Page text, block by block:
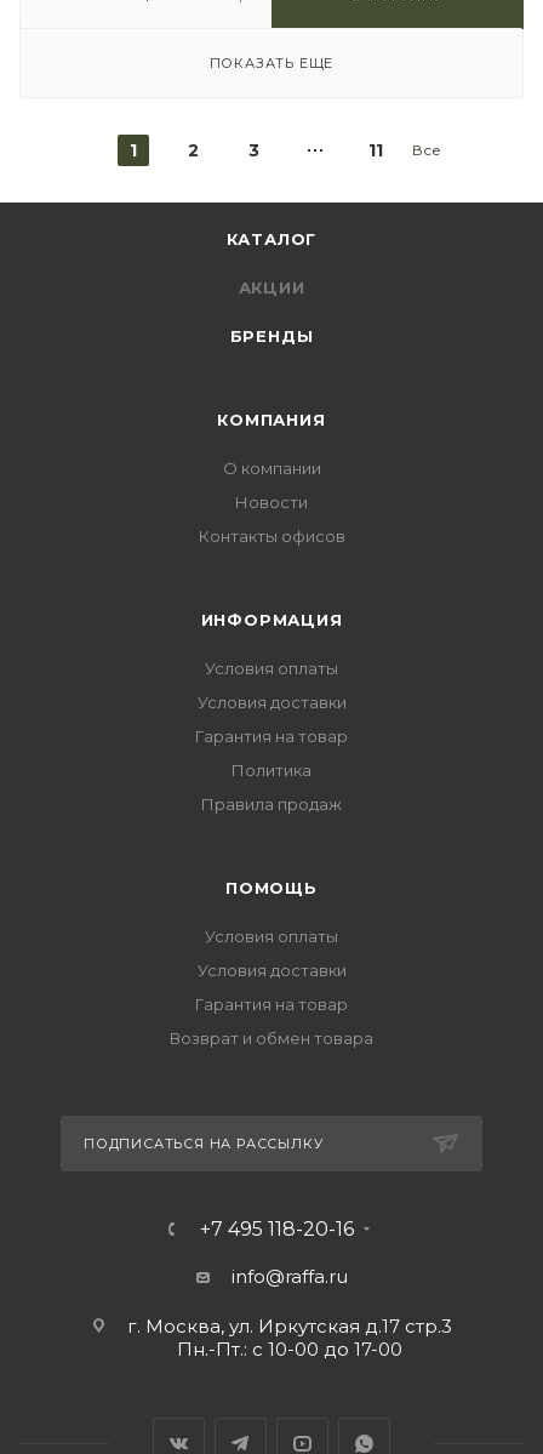
ПОКАЗАТЬ ЕЩЕ
1 2 3 11 Все
КАТАЛОГ
АКЦИИ
БРЕНДЫ
КОМПАНИЯ
О компании
Новости
Контакты офисов
ИНФОРМАЦИЯ
Условия оплаты
Условия доставки
Гарантия на товар
Политика
Правила продаж
ПОМОЩЬ
Условия оплаты
Условия доставки
Гарантия на товар
Возврат и обмен товара
ПОДПИСАТЬСЯ НА РАССЫЛКУ
+7 495 118-20-16
info@raffa.ru
г. Москва, ул. Иркутская д.17 стр.3
Пн.-Пт.: с 10-00 до 17-00